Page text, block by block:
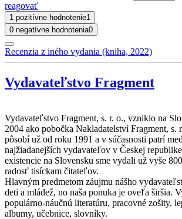
reagovať
1 pozitívne hodnotenie1
0 negatívne hodnotenia0
Recenzia z iného vydania (kniha, 2022)
Vydavateľstvo Fragment
Vydavateľstvo Fragment, s. r. o., vzniklo na
2004 ako pobočka Nakladatelství Fragment, s.
pôsobí už od roku 1991 a v súčasnosti patrí
najžiadanejších vydavateľov v Českej
existencie na Slovensku sme vydali už vyše
radosť tisíckam čitateľov.
Hlavným predmetom záujmu nášho
deti a mládež, no naša ponuka je oveľa širšia.
populárno-náučnú literatúru, pracovné zošity,
albumy, učebnice, slovníky.